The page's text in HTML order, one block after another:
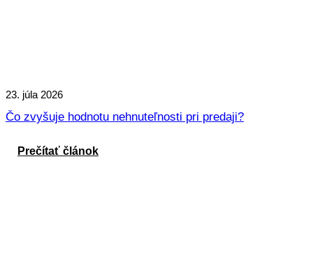
23. júla 2026
Čo zvyšuje hodnotu nehnuteľnosti pri predaji?
Prečítať článok